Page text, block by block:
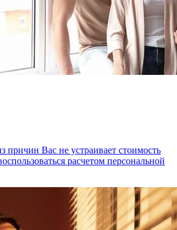
причин Вас не устраивает стоимость
расчетом персональной